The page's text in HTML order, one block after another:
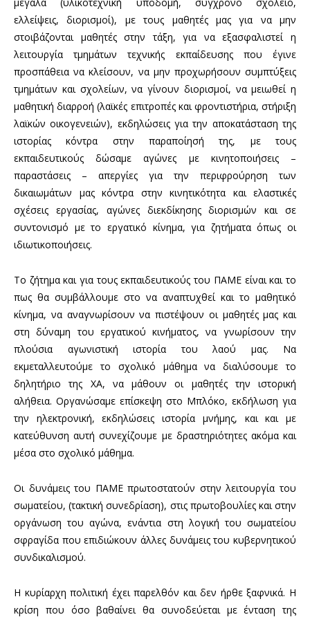
ελλείψεις, διορισμοί), με τους μαθητές μας για να μην
στοιβάζονται μαθητές στην τάξη, για να εξασφαλιστεί η
λειτουργία τμημάτων τεχνικής εκπαίδευσης που έγινε
προσπάθεια να κλείσουν, να μην προχωρήσουν συμπτύξεις
τμημάτων και σχολείων, να γίνουν διορισμοί, να μειωθεί η
μαθητική διαρροή (λαϊκές επιτροπές και φροντιστήρια, στήριξη
λαϊκών οικογενειών), εκδηλώσεις για την αποκατάσταση της
ιστορίας κόντρα στην παραποίησή της, με τους
εκπαιδευτικούς δώσαμε αγώνες με κινητοποιήσεις –
παραστάσεις – απεργίες για την περιφρούρηση των
δικαιωμάτων μας κόντρα στην κινητικότητα και ελαστικές
σχέσεις εργασίας, αγώνες διεκδίκησης διορισμών και σε
συντονισμό με το εργατικό κίνημα, για ζητήματα όπως οι
ιδιωτικοποιήσεις.
Το ζήτημα και για τους εκπαιδευτικούς του ΠΑΜΕ είναι και το
πως θα συμβάλλουμε στο να αναπτυχθεί και το μαθητικό
κίνημα, να αναγνωρίσουν να πιστέψουν οι μαθητές μας και
στη δύναμη του εργατικού κινήματος, να γνωρίσουν την
πλούσια αγωνιστική ιστορία του λαού μας. Να
εκμεταλλευτούμε το σχολικό μάθημα να διαλύσουμε το
δηλητήριο της ΧΑ, να μάθουν οι μαθητές την ιστορική
αλήθεια. Οργανώσαμε επίσκεψη στο Μπλόκο, εκδήλωση για
την ηλεκτρονική, εκδηλώσεις ιστορία μνήμης, και και με
κατεύθυνση αυτή συνεχίζουμε με δραστηριότητες ακόμα και
μέσα στο σχολικό μάθημα.
Οι δυνάμεις του ΠΑΜΕ πρωτοστατούν στην λειτουργία του
σωματείου, (τακτική συνεδρίαση), στις πρωτοβουλίες και στην
οργάνωση του αγώνα, ενάντια στη λογική του σωματείου
σφραγίδα που επιδιώκουν άλλες δυνάμεις του κυβερνητικού
συνδικαλισμού.
Η κυρίαρχη πολιτική έχει παρελθόν και δεν ήρθε ξαφνικά. Η
κρίση που όσο βαθαίνει θα συνοδεύεται με ένταση της